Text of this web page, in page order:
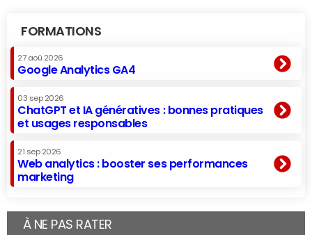
FORMATIONS
27 aoû 2026
Google Analytics GA4
03 sep 2026
ChatGPT et IA génératives : bonnes pratiques
et usages responsables
21 sep 2026
Web analytics : booster ses performances
marketing
À NE PAS RATER